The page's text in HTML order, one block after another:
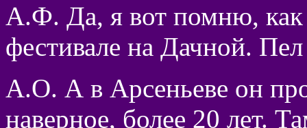
А.Ф. Да, я вот помню, как
фестивале на Дачной.
А.О. А в Арсеньеве он
наверное, более 20 лет.